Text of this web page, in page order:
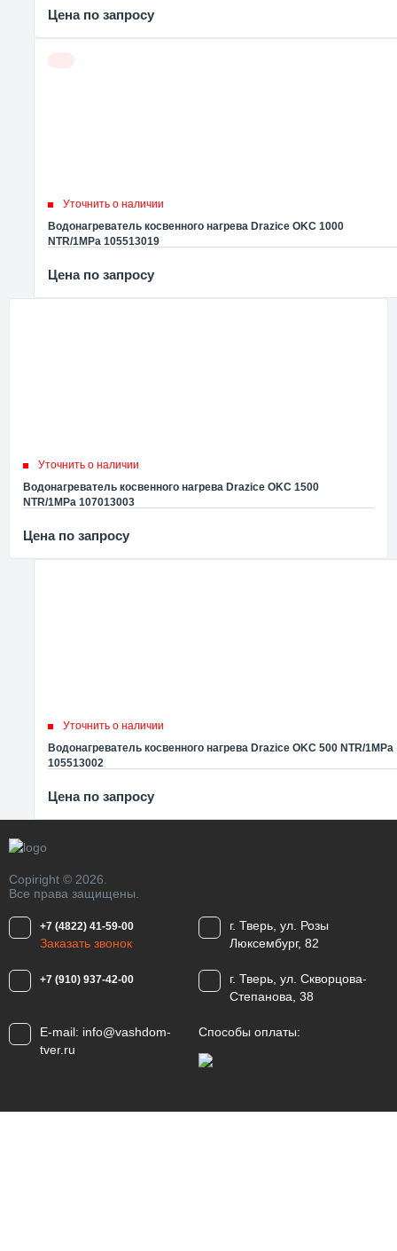
Цена по запросу
Уточнить о наличии
Водонагреватель косвенного нагрева Drazice OKC 1000
NTR/1MPa 105513019
Цена по запросу
Уточнить о наличии
Водонагреватель косвенного нагрева Drazice OKC 1500
NTR/1MPa 107013003
Цена по запросу
Уточнить о наличии
Водонагреватель косвенного нагрева Drazice OKC 500 NTR/1MPa
105513002
Цена по запросу
Copiright © 2026.
Все права защищены.
+7 (4822) 41-59-00
Заказать звонок
г. Тверь, ул. Розы
Люксембург, 82
+7 (910) 937-42-00
г. Тверь, ул. Скворцова-
Степанова, 38
E-mail: info@vashdom-
tver.ru
Способы оплаты: